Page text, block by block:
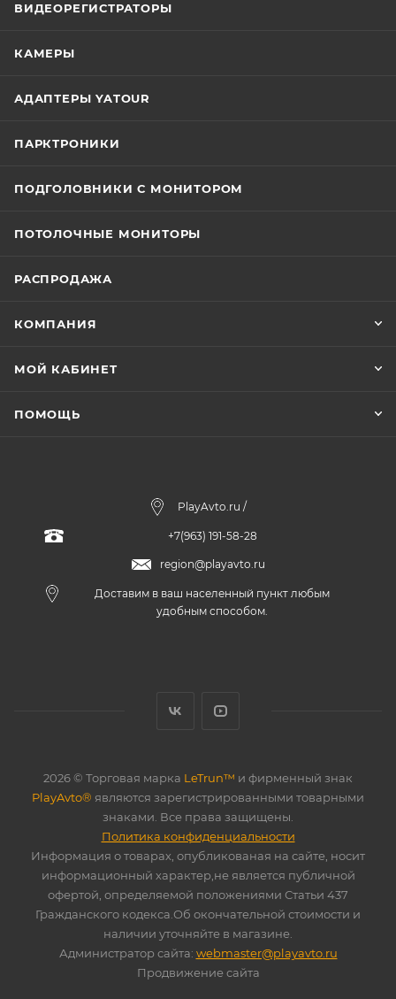
ВИДЕОРЕГИСТРАТОРЫ
КАМЕРЫ
АДАПТЕРЫ YATOUR
ПАРКТРОНИКИ
ПОДГОЛОВНИКИ С МОНИТОРОМ
ПОТОЛОЧНЫЕ МОНИТОРЫ
РАСПРОДАЖА
КОМПАНИЯ
МОЙ КАБИНЕТ
ПОМОЩЬ
PlayAvto.ru /
+7(963) 191-58-28
region@playavto.ru
Доставим в ваш населенный пункт любым
удобным способом.
2026 © Торговая марка LeTrun™ и фирменный знак
PlayAvto® являются зарегистрированными товарными
знаками. Все права защищены.
Политика конфиденциальности
Информация о товарах, опубликованая на сайте, носит
информационный характер,не является публичной
офертой, определяемой положениями Статьи 437
Гражданского кодекса.Об окончательной стоимости и
наличии уточняйте в магазине.
Администратор сайта: webmaster@playavto.ru
Продвижение сайта